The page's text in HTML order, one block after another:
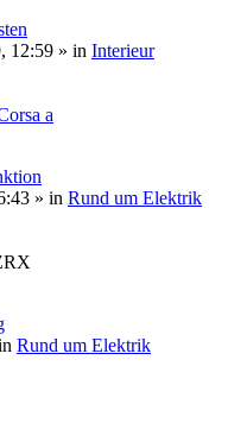
12:59 » in Interieur
a
» in Rund um Elektrik
Rund um Elektrik